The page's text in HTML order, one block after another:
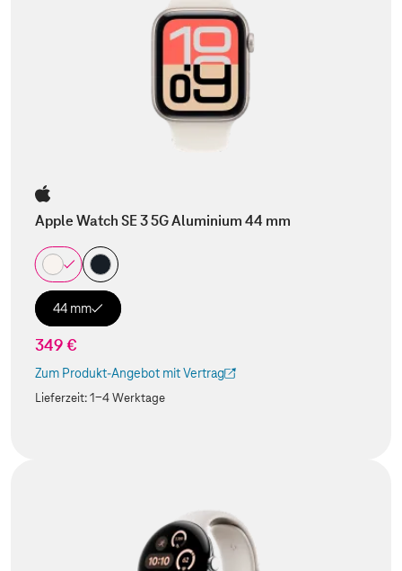
Apple Watch SE 3 5G Aluminium 44 mm
44 mm
349 €
Zum Produkt-Angebot mit Vertrag
(Der Link wird in einem neuen Tab geöffnet)
Lieferzeit:1-4 Werktage